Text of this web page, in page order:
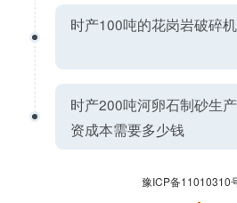
时产100吨的花岗岩破碎
时产200吨河卵石制砂生
资成本需要多少钱
豫ICP备11010310